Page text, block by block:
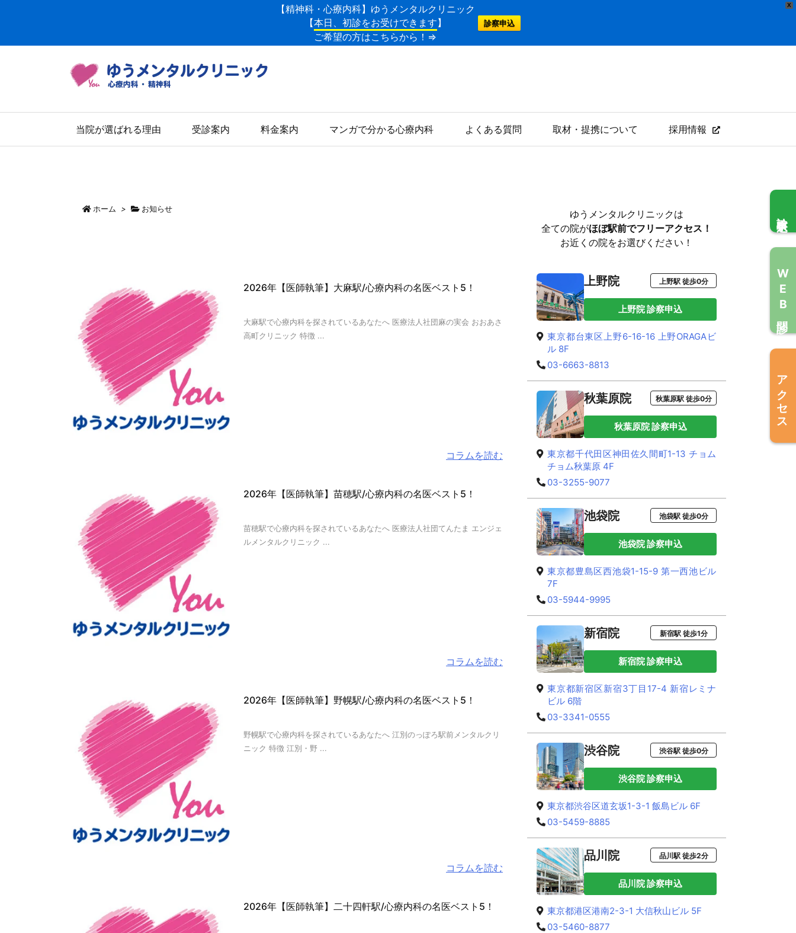
X
【精神科・心療内科】ゆうメンタルクリニック
【本日、初診をお受けできます】
ご希望の方はこちらから！⇒
診察申込
当院が選ばれる理由 受診案内 料金案内 マンガで分かる心療内科 よくある質問 取材・提携について 採用情報
ホーム > お知らせ
2026年【医師執筆】大麻駅/心療内科の名医ベスト5！
大麻駅で心療内科を探されているあなたへ 医療法人社団麻の実会 おおあさ
高町クリニック 特徴 ...
コラムを読む
2026年【医師執筆】苗穂駅/心療内科の名医ベスト5！
苗穂駅で心療内科を探されているあなたへ 医療法人社団てんたま エンジェ
ルメンタルクリニック ...
コラムを読む
2026年【医師執筆】野幌駅/心療内科の名医ベスト5！
野幌駅で心療内科を探されているあなたへ 江別のっぽろ駅前メンタルクリ
ニック 特徴 江別・野 ...
コラムを読む
2026年【医師執筆】二十四軒駅/心療内科の名医ベスト5！
ゆうメンタルクリニックは
全ての院がほぼ駅前でフリーアクセス！
お近くの院をお選びください！
上野院 上野駅 徒歩0分
上野院 診察申込
東京都台東区上野6-16-16 上野ORAGAビ
ル 8F
03-6663-8813
秋葉原院 秋葉原駅 徒歩0分
秋葉原院 診察申込
東京都千代田区神田佐久間町1-13 チョム
チョム秋葉原 4F
03-3255-9077
池袋院 池袋駅 徒歩0分
池袋院 診察申込
東京都豊島区西池袋1-15-9 第一西池ビル
7F
03-5944-9995
新宿院 新宿駅 徒歩1分
新宿院 診察申込
東京都新宿区新宿3丁目17-4 新宿レミナ
ビル 6階
03-3341-0555
渋谷院 渋谷駅 徒歩0分
渋谷院 診察申込
東京都渋谷区道玄坂1-3-1 飯島ビル 6F
03-5459-8885
品川院 品川駅 徒歩2分
品川院 診察申込
東京都港区港南2-3-1 大信秋山ビル 5F
03-5460-8877
WEB問診
アクセス